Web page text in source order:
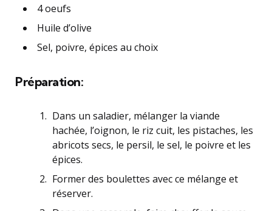
4 oeufs
Huile d’olive
Sel, poivre, épices au choix
Préparation:
Dans un saladier, mélanger la viande
hachée, l’oignon, le riz cuit, les pistaches, les
abricots secs, le persil, le sel, le poivre et les
épices.
Former des boulettes avec ce mélange et
réserver.